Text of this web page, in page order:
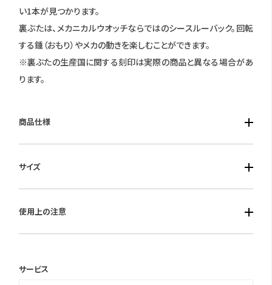
い1本が見つかります。
裏ぶたは、メカニカルウオッチならではのシースルーバック。回転
する錘（おもり）やメカの動きを楽しむことができます。
※裏ぶたの生産国に関する刻印は実際の商品と異なる場合があ
ります。
商品仕様
■風防素材：サファイアガラス
■ベルト素材：ステンレススチール
＋40秒～－20秒・シースルーバック・日付早修正機能・秒針停止
機能・5気圧防水
サイズ
■重さ：120g
使用上の注意
＊シチズンのウェブサイトより「MY CITIZEN」にお買い上げの腕時
サービス